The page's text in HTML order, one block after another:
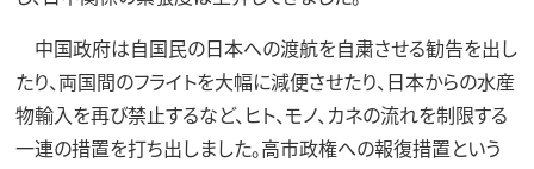
中国政府は自国民の日本への渡航を自粛させる勧告を出し
たり、両国間のフライトを大幅に減便させたり、日本からの水産
物輸入を再び禁止するなど、ヒト、モノ、カネの流れを制限する
一連の措置を打ち出しました。高市政権への報復措置という